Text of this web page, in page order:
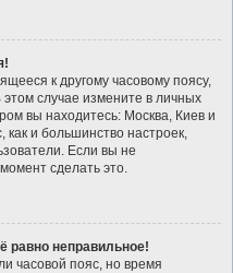
к другому часовому поясу,
случае измените в личных
вы находитесь: Москва, Киев и
как и большинство настроек,
Если вы не
сделать это.
равно неправильное!
часовой пояс, но время